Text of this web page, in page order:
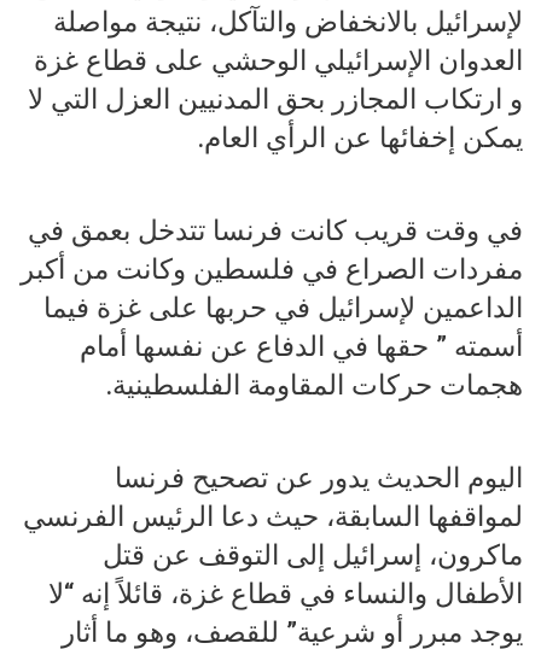
لإسرائيل بالانخفاض والتآكل، نتيجة مواصلة
العدوان الإسرائيلي الوحشي على قطاع غزة
و ارتكاب المجازر بحق المدنيين العزل التي لا
يمكن إخفائها عن الرأي العام.
في وقت قريب كانت فرنسا تتدخل بعمق في
مفردات الصراع في فلسطين وكانت من أكبر
الداعمين لإسرائيل في حربها على غزة فيما
أسمته ” حقها في الدفاع عن نفسها أمام
هجمات حركات المقاومة الفلسطينية.
اليوم الحديث يدور عن تصحيح فرنسا
لمواقفها السابقة، حيث دعا الرئيس الفرنسي
ماكرون، إسرائيل إلى التوقف عن قتل
الأطفال والنساء في قطاع غزة، قائلاً إنه “لا
يوجد مبرر أو شرعية” للقصف، وهو ما أثار